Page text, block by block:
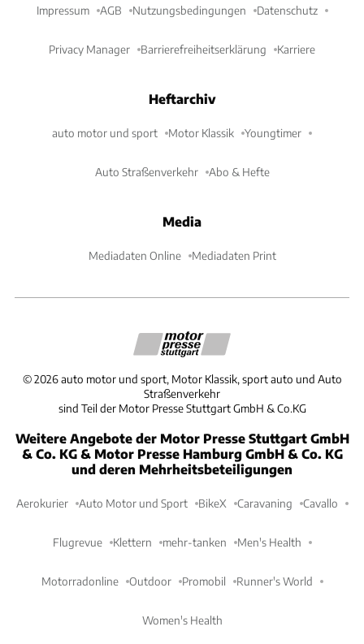
Impressum AGB Nutzungsbedingungen Datenschutz
Privacy Manager Barrierefreiheitserklärung Karriere
Heftarchiv
auto motor und sport Motor Klassik Youngtimer
Auto Straßenverkehr Abo & Hefte
Media
Mediadaten Online Mediadaten Print
©2026 auto motor und sport, Motor Klassik, sport auto und Auto
Straßenverkehr
sind Teil der Motor Presse Stuttgart GmbH & Co.KG
Weitere Angebote der Motor Presse Stuttgart GmbH
& Co. KG & Motor Presse Hamburg GmbH & Co. KG
und deren Mehrheitsbeteiligungen
Aerokurier Auto Motor und Sport BikeX Caravaning Cavallo
Flugrevue Klettern mehr-tanken Men's Health
Motorradonline Outdoor Promobil Runner's World
Women's Health